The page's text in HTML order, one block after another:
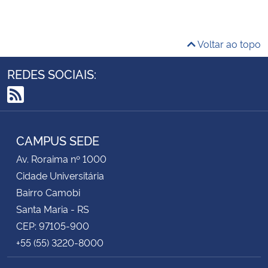
Secretaria de Governo
Gabinete de Segurança Institucional
Banco Central do Brasil
Voltar ao topo
REDES SOCIAIS:
RSS
CAMPUS SEDE
Av. Roraima nº 1000
Cidade Universitária
Bairro Camobi
Santa Maria - RS
CEP: 97105-900
+55 (55) 3220-8000